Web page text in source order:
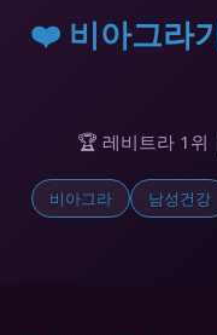
❤️ 비아그라
🏆 레비트라 1위
비아그라 남성건강